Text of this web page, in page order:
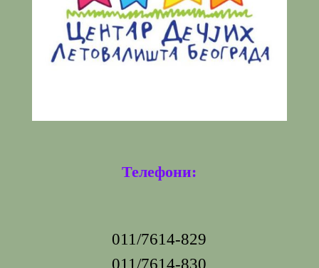
Телефони:
011/7614-829
011/7614-830